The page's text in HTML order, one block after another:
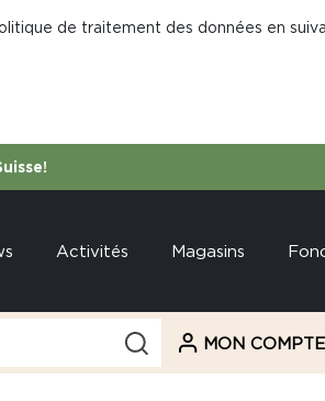
de traitement des données en
Activités Magasins
MON COMPTE